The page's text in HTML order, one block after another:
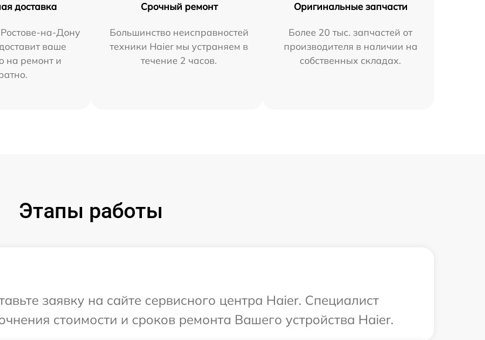
доставка
на-Дону
ваше
на ремонт и
Срочный ремонт
Большинство неисправностей
техники Haier мы устраняем в
течение 2 часов.
Оригинальные запчасти
Более 20 тыс. запчастей от
производителя в наличии на
собственных складах.
Этапы работы
заявку на сайте сервисного центра Haier. Специалист
стоимости и сроков ремонта Вашего устройства Haier.